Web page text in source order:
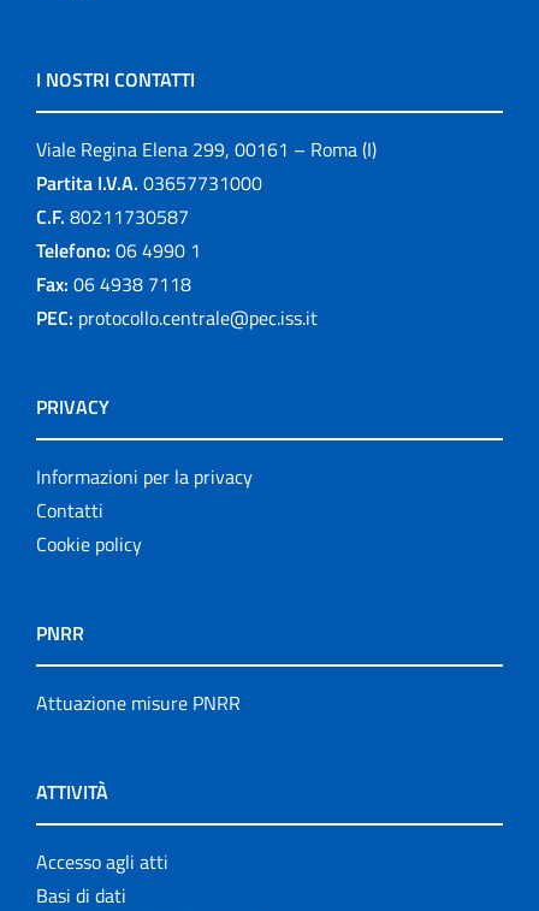
I NOSTRI CONTATTI
Viale Regina Elena 299, 00161 – Roma (I)
Partita I.V.A. 03657731000
C.F. 80211730587
Telefono: 06 4990 1
Fax: 06 4938 7118
PEC: protocollo.centrale@pec.iss.it
PRIVACY
Informazioni per la privacy
Contatti
Cookie policy
PNRR
Attuazione misure PNRR
ATTIVITÀ
Accesso agli atti
Basi di dati